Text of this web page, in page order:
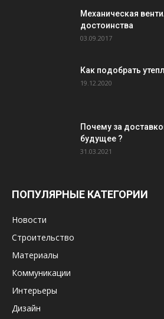
Механическая
достоинства
03.09.2017
Как подобрать
19.12.2020
Почему за
будущее ?
31.03.2021
ПОПУЛЯРНЫЕ КАТЕГОРИИ
Новости
Строительство
Материалы
Коммуникации
Интерьеры
Дизайн